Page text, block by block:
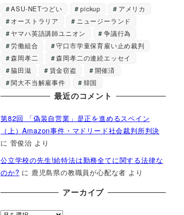
ASU-NETつどい pickup
アメリカ
オーストラリア
ニュージーランド
ヤマハ英語講師ユニオン
争議行為
労働組合
守口市学童保育雇い止め裁判
森岡孝二
森岡孝二の連続エッセイ
脇田滋
賃金窃盗
開催済
関大不当解雇事件
韓国
最近のコメント
第82回 「偽装自営業」是正を進めるスペイン
（上）Amazon事件・マドリード社会裁判所判決
に 菅俊治 より
公立学校の先生!給特法は勤務全てに関する法律な
のか? に 鹿児島県の教職員が心配な者 より
アーカイブ